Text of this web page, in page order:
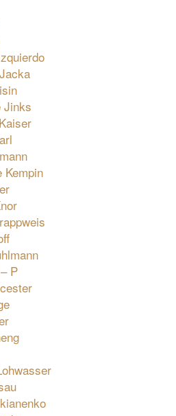
Jinks
Kempin
P